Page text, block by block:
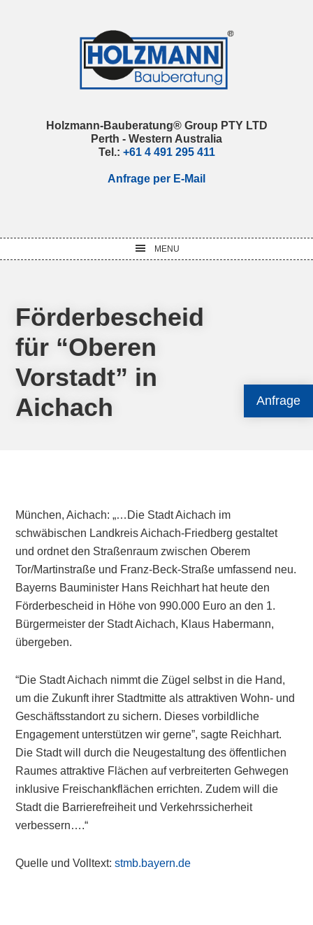
Anfrage
Holzmann-Bauberatung® Group PTY LTD
Perth - Western Australia
Tel.: +61 4 491 295 411
Anfrage per E-Mail
MENU
Förderbescheid
für “Oberen
Vorstadt” in
Aichach
München, Aichach: „…Die Stadt Aichach im
schwäbischen Landkreis Aichach-Friedberg gestaltet
und ordnet den Straßenraum zwischen Oberem
Tor/Martinstraße und Franz-Beck-Straße umfassend neu.
Bayerns Bauminister Hans Reichhart hat heute den
Förderbescheid in Höhe von 990.000 Euro an den 1.
Bürgermeister der Stadt Aichach, Klaus Habermann,
übergeben.
“Die Stadt Aichach nimmt die Zügel selbst in die Hand,
um die Zukunft ihrer Stadtmitte als attraktiven Wohn- und
Geschäftsstandort zu sichern. Dieses vorbildliche
Engagement unterstützen wir gerne”, sagte Reichhart.
Die Stadt will durch die Neugestaltung des öffentlichen
Raumes attraktive Flächen auf verbreiterten Gehwegen
inklusive Freischankflächen errichten. Zudem will die
Stadt die Barrierefreiheit und Verkehrssicherheit
verbessern….“
Quelle und Volltext:stmb.bayern.de